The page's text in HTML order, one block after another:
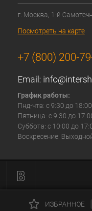
г. Москва, 1-й
Посмотреть на карте
+7 (800) 200-
Email:
График работы:
Пнд-чтв: с 9:30 до 18:00
Пятница: с 9:30 до
Суббота: с 10:00 до
Воскресение:
ИЗБРАННОЕ